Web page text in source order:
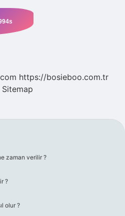
https://bosieboo.com.tr
Sitemap
zaman verilir ?
?
olur ?